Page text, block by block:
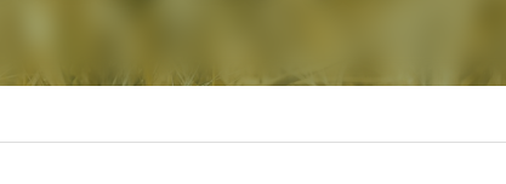
ショナル